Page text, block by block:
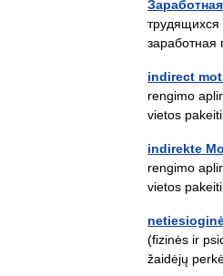
indirect
rengimo
vietos
indirekte
rengimo
vietos
(fizinės ir
žaidėjų